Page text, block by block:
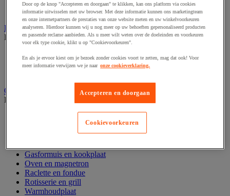
Weegschaal en thermometer
Koelapparatuur
Bekijk de hele productgroep
Koelkast en diepvries
Vitrine en koelapparatuur
Oven en kooktoestel
Bekijk de hele productgroep
Barbecue en toebehoren
Gasformuis en kookplaat
Oven en magnetron
Raclette en fondue
Rotisserie en grill
Warmhoudplaat
Door op de knop "Accepteren en doorgaan" te klikken, kan ons platform via cookies
informatie uitwisselen met uw browser. Met deze informatie kunnen ons marketingteam
en onze internetpartners de prestaties van onze website meten en uw winkelvoorkeuren
analyseren. Hierdoor kunnen wij u nog meer op uw behoeften gepersonaliseerd producten
en passende reclame aanbieden. Als u meer wilt weten over de doeleinden en voorkeuren
voor elk type cookie, klikt u op "Cookievoorkeuren".
En als je ervoor kiest om je bezoek zonder cookies voort te zetten, mag dat ook! Voor
meer informatie verwijzen we je naar onze cookieverklaring.
Accepteren en doorgaan
Cookievoorkeuren